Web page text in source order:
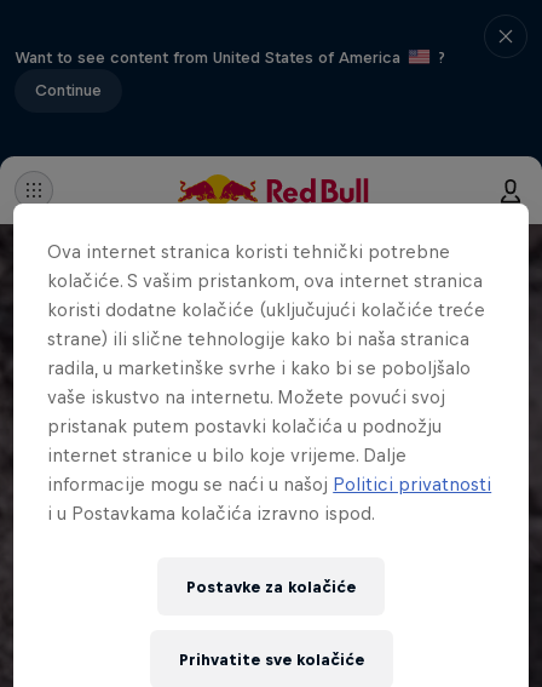
Want to see content from United States of America
?
Continue
Ova internet stranica koristi tehnički potrebne
kolačiće. S vašim pristankom, ova internet stranica
koristi dodatne kolačiće (uključujući kolačiće treće
strane) ili slične tehnologije kako bi naša stranica
radila, u marketinške svrhe i kako bi se poboljšalo
vaše iskustvo na internetu. Možete povući svoj
pristanak putem postavki kolačića u podnožju
internet stranice u bilo koje vrijeme. Dalje
informacije mogu se naći u našoj Politici privatnosti
i u Postavkama kolačića izravno ispod.
Postavke za kolačiće
Prihvatite sve kolačiće